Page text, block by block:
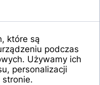
które są
podczas
Używamy ich
personalizacji
stronie.